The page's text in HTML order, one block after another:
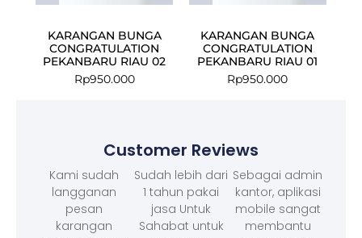
KARANGAN BUNGA
CONGRATULATION
PEKANBARU RIAU 02
Rp950.000
KARANGAN BUNGA
CONGRATULATION
PEKANBARU RIAU 01
Rp950.000
Customer Reviews
Kami sudah
langganan
pesan
karangan
Sudah lebih dari
1 tahun pakai
jasa Untuk
Sahabat untuk
Sebagai admin
kantor, aplikasi
mobile sangat
membantu